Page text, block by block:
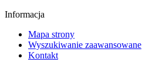
Informacja
Mapa strony
Wyszukiwanie zaawansowane
Kontakt